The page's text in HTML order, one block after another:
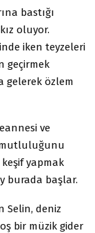
bastığı
oluyor.
iken teyzeleri
geçirmek
gelerek özlem
ve
yapmak
burada başlar.
Selin, deniz
bir müzik gider